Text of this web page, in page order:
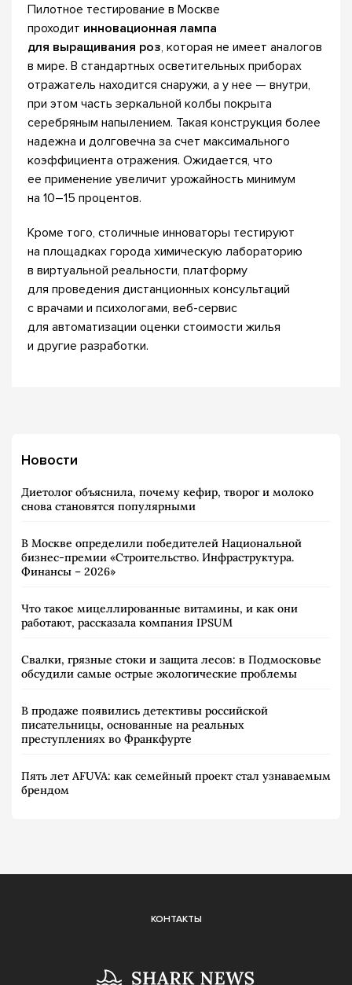
Пилотное тестирование в Москве
проходит инновационная лампа
для выращивания роз, которая не имеет аналогов
в мире. В стандартных осветительных приборах
отражатель находится снаружи, а у нее — внутри,
при этом часть зеркальной колбы покрыта
серебряным напылением. Такая конструкция более
надежна и долговечна за счет максимального
коэффициента отражения. Ожидается, что
ее применение увеличит урожайность минимум
на 10–15 процентов.
Кроме того, столичные инноваторы тестируют
на площадках города химическую лабораторию
в виртуальной реальности, платформу
для проведения дистанционных консультаций
с врачами и психологами, веб-сервис
для автоматизации оценки стоимости жилья
и другие разработки.
Новости
Диетолог объяснила, почему кефир, творог и молоко
снова становятся популярными
В Москве определили победителей Национальной
бизнес-премии «Строительство. Инфраструктура.
Финансы – 2026»
Что такое мицеллированные витамины, и как они
работают, рассказала компания IPSUM
Свалки, грязные стоки и защита лесов: в Подмосковье
обсудили самые острые экологические проблемы
В продаже появились детективы российской
писательницы, основанные на реальных
преступлениях во Франкфурте
Пять лет AFUVA: как семейный проект стал узнаваемым
брендом
КОНТАКТЫ